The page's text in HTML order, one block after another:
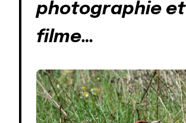
photographie et
filme…